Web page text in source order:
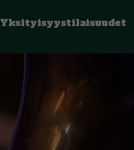
Yksityisyystilaisuudet